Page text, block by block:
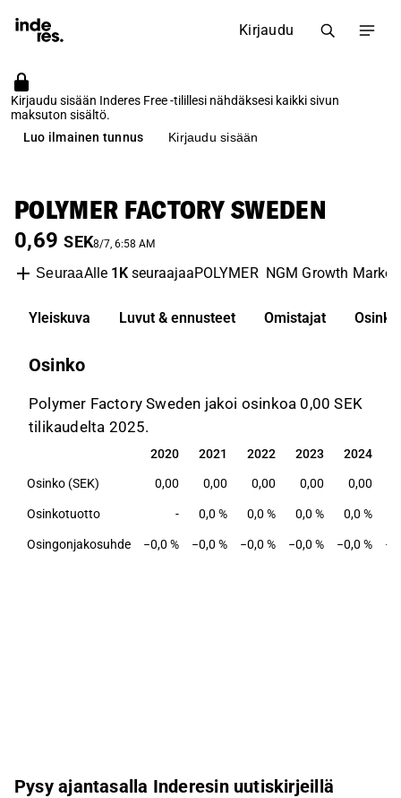
Kirjaudu
Kirjaudu sisään Inderes Free -tilillesi nähdäksesi kaikki sivun
maksuton sisältö.
Luo ilmainen tunnus
Kirjaudu sisään
POLYMER FACTORY SWEDEN
0,69 SEK8/7, 6:58 AM
SeuraaAlle 1KseuraajaaPOLYMER NGM Growth Market
Yleiskuva Luvut & ennusteet Omistajat Osinko
Osinko
Polymer Factory Sweden jakoi osinkoa 0,00 SEK
tilikaudelta 2025.
2020 2021 2022 2023 2024
2020 2021 2022 2023 2024
Osinko (SEK) 0,00 0,00 0,00 0,00 0,00
Osinkotuotto - 0,0 % 0,0 % 0,0 % 0,0 %
Osingonjakosuhde −0,0 % −0,0 % −0,0 % −0,0 % −0,0 %
Pysy ajantasalla Inderesin uutiskirjeillä